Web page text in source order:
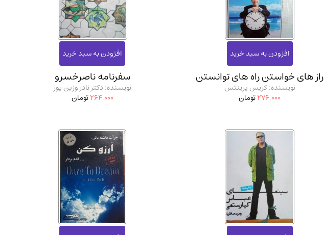
مدرسان شریف و انتشارت ارشد کتاب‌های..(2)
راز های خواستن راه های توانستن
نویسنده: کریس پرینتس
276,000تومان
سفرنامه ناصرخسرو
نویسنده: دکتر نادر وزین پور
264,000تومان